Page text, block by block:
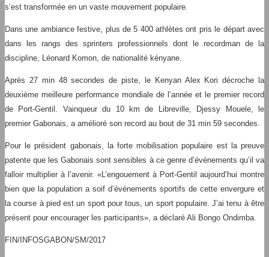
s’est transformée en un vaste mouvement populaire.
Dans une ambiance festive, plus de 5 400 athlètes ont pris le départ avec
dans les rangs des sprinters professionnels dont le recordman de la
discipline, Léonard Komon, de nationalité kényane.
Après 27 min 48 secondes de piste, le Kenyan Alex Kori décroche la
deuxième meilleure performance mondiale de l’année et le premier record
de Port-Gentil. Vainqueur du 10 km de Libreville, Djessy Mouele, le
premier Gabonais, a amélioré son record au bout de 31 min 59 secondes.
Pour le président gabonais, la forte mobilisation populaire est la preuve
patente que les Gabonais sont sensibles à ce genre d’événements qu’il va
falloir multiplier à l’avenir. «L’engouement à Port-Gentil aujourd’hui montre
bien que la population a soif d’événements sportifs de cette envergure et
la course à pied est un sport pour tous, un sport populaire. J’ai tenu à être
présent pour encourager les participants», a déclaré Ali Bongo Ondimba.
FIN/INFOSGABON/SM/2017